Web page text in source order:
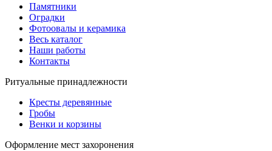
Памятники
Оградки
Фотоовалы и керамика
Весь каталог
Наши работы
Контакты
Ритуальные принадлежности
Кресты деревянные
Гробы
Венки и корзины
Оформление мест захоронения